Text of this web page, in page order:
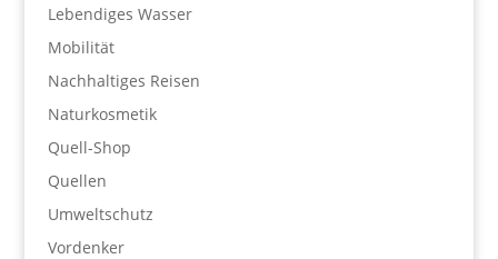
Lebendiges Wasser
Mobilität
Nachhaltiges Reisen
Naturkosmetik
Quell-Shop
Quellen
Umweltschutz
Vordenker